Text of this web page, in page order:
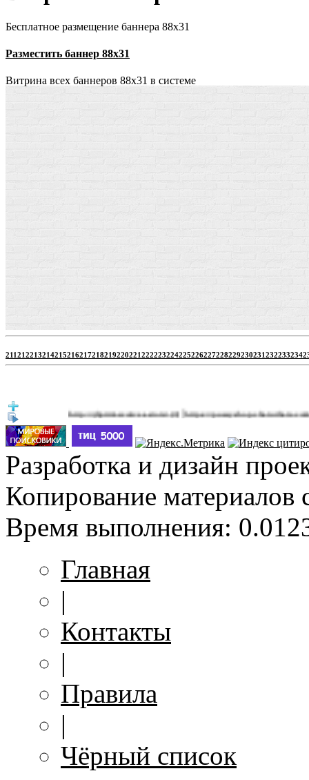
Бесплатное размещение баннера 88х31
Разместить баннер 88х31
Витрина всех баннеров 88x31 в системе
211212213214215216217218219220221222223224225226227228229230231232233234
http://jbprimecurves.store/(3)|https://pussyshop.chaturbate.com/male-
Разработка и дизайн
Копирование материалов
Время выполнения:
Главная
|
Контакты
|
Правила
|
Чёрный список